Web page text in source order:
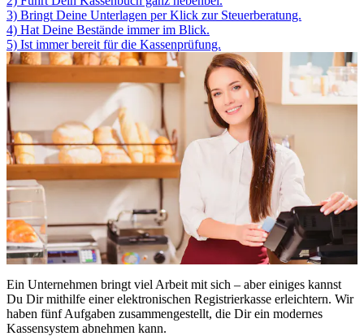
3) Bringt Deine Unterlagen per Klick zur Steuerberatung.
4) Hat Deine Bestände immer im Blick.
5) Ist immer bereit für die Kassenprüfung.
Ein Unternehmen bringt viel Arbeit mit sich – aber einiges kannst
Du Dir mithilfe einer elektronischen Registrierkasse erleichtern. Wir
haben fünf Aufgaben zusammengestellt, die Dir ein modernes
Kassensystem abnehmen kann.